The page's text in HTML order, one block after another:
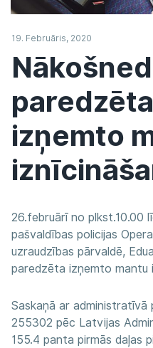
19. Februāris, 2020
izņemto
26.februārī no plkst.10.00
pašvaldības policijas
uzraudzības pārvaldē,
paredzēta izņemto mantu
Saskaņā ar administratīvā
255302 pēc Latvijas
155.4 panta pirmās daļas